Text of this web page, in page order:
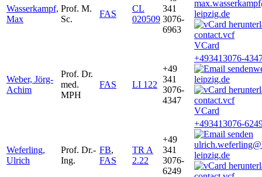
Wasserkampf,
Max
Prof. M.
Sc.
FAS
CL
020509
341
3076-
6963
leipzig.de
VCard
Weber, Jörg-
Achim
Prof. Dr.
med.
MPH
FAS LI 122
+49
341
3076-
4347
+493413076-
leipzig.de
VCard
Weferling,
Ulrich
Prof. Dr.-
Ing.
FB,
FAS
TR A
2.22
+49
341
3076-
6249
+493413076-
leipzig.de